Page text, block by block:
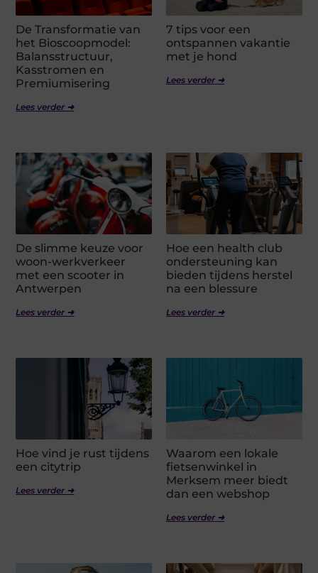
De Transformatie van
het Bioscoopmodel:
Balansstructuur,
Kasstromen en
Premiumisering
Lees verder ➜
7 tips voor een
ontspannen vakantie
met je hond
Lees verder ➜
De slimme keuze voor
woon-werkverkeer
met een scooter in
Antwerpen
Lees verder ➜
Hoe een health club
ondersteuning kan
bieden tijdens herstel
na een blessure
Lees verder ➜
Hoe vind je rust tijdens
een citytrip
Lees verder ➜
Waarom een lokale
fietsenwinkel in
Merksem meer biedt
dan een webshop
Lees verder ➜